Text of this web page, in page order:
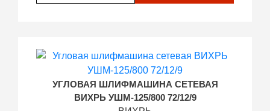
УГЛОВАЯ ШЛИФМАШИНА СЕТЕВАЯ
ВИХРЬ УШМ-125/800 72/12/9